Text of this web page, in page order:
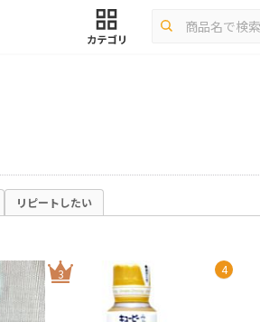
リピートしたい
3 4